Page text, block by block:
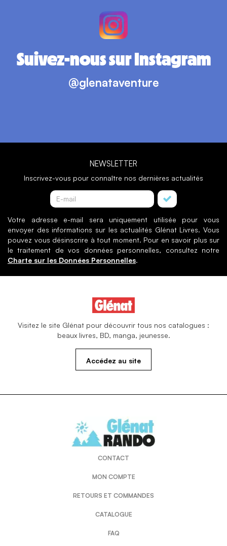
Suivez-nous sur Instagram
@glenataventure
NEWSLETTER
Inscrivez-vous pour connaître nos dernières actualités
Votre adresse e-mail sera uniquement utilisée pour vous
envoyer des informations sur les actualités Glénat Livres. Vous
pouvez vous désinscrire à tout moment. Pour en savoir plus sur
le traitement de vos données personnelles, consultez notre
Charte sur les Données Personnelles.
Visitez le site Glénat pour découvrir tous nos catalogues :
beaux livres, BD, manga, jeunesse.
Accédez au site
CONTACT
MON COMPTE
RETOURS ET COMMANDES
CATALOGUE
FAQ